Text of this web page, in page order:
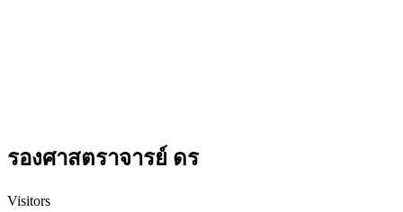
รองศาสตราจารย์ ดร
Visitors